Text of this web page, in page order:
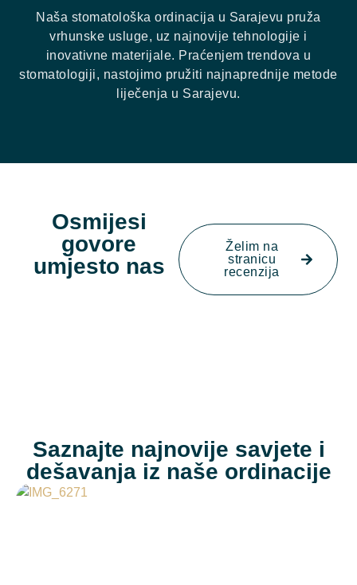
Naša stomatološka ordinacija u Sarajevu pruža
vrhunske usluge, uz najnovije tehnologije i
inovativne materijale. Praćenjem trendova u
stomatologiji, nastojimo pružiti najnaprednije metode
liječenja u Sarajevu.
Osmijesi
govore
umjesto nas
Želim na
stranicu
recenzija
Saznajte najnovije savjete i
dešavanja iz naše ordinacije